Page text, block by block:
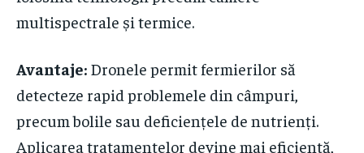
multispectrale și termice.
Avantaje: Dronele permit fermierilor să
detecteze rapid problemele din câmpuri,
precum bolile sau deficiențele de nutrienți.
Aplicarea tratamentelor devine mai eficientă,